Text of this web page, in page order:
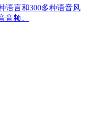
语言和300多种语音风
音频。